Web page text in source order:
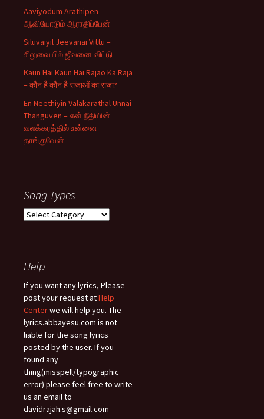
Aaviyodum Arathipen –
ஆவியோடும் ஆராதிப்பேன்
Siluvaiyil Jeevanai Vittu –
சிலுவையில் ஜீவனை விட்டு
Kaun Hai Kaun Hai Rajao Ka Raja
– कौन है कौन है राजाओं का राजा?
En Neethiyin Valakarathal Unnai
Thanguven – என் நீதியின்
வலக்கரத்தில் உன்னை
தாங்குவேன்
Song Types
Song
Help
If you want any lyrics, Please
post your request atHelp
Centerwe will help you. The
lyrics.abbayesu.com is not
liable for the song lyrics
posted by the user. If you
found any
thing(misspell/typographic
error) please feel free to write
us an email to
davidrajah.s@gmail.com